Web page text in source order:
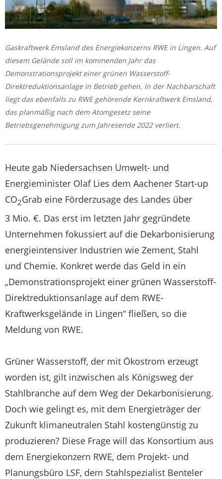
Gaskraftwerk Emsland des Energiekonzerns RWE in Lingen. Auf
diesem Gelände soll im kommenden Jahr das
Demonstrationsprojekt einer grünen Wasserstoff-
Direktreduktionsanlage in Betrieb gehen. In der Nachbarschaft
liegt das ebenfalls zu RWE gehörende Kernkraftwerk Emsland,
das planmäßig nach dem Atomgesetz seine
Betriebsgenehmigung zum Jahresende 2022 verliert.
Heute gab Niedersachsen Umwelt- und
Energieminister Olaf Lies dem Aachener Start-up
CO2Grab eine Förderzusage des Landes über
3 Mio. €. Das erst im letzten Jahr gegründete
Unternehmen fokussiert auf die Dekarbonisierung
energieintensiver Industrien wie Zement, Stahl
und Chemie. Konkret werde das Geld in ein
„Demonstrationsprojekt einer grünen Wasserstoff-
Direktreduktionsanlage auf dem RWE-
Kraftwerksgelände in Lingen“ fließen, so die
Meldung von RWE.
Grüner Wasserstoff, der mit Ökostrom erzeugt
worden ist, gilt inzwischen als Königsweg der
Stahlbranche auf dem Weg der Dekarbonisierung.
Doch wie gelingt es, mit dem Energieträger der
Zukunft klimaneutralen Stahl kostengünstig zu
produzieren? Diese Frage will das Konsortium aus
dem Energiekonzern RWE, dem Projekt- und
Planungsbüro LSF, dem Stahlspezialist Benteler